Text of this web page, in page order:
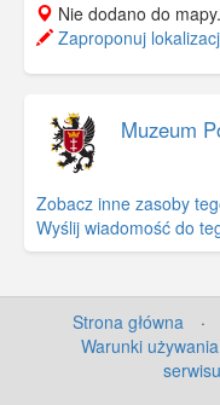
Nie dodano do mapy.
Zaproponuj
Muzeum
Zobacz inne zasoby
Wyślij wiadomość do
Strona główna ·
Warunki
serwisu